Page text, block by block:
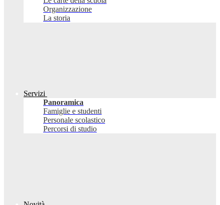
Organizzazione
La storia
Servizi
Panoramica
Famiglie e studenti
Personale scolastico
Percorsi di studio